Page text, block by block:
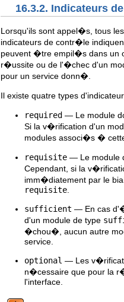
16.3.2. Indicateurs
Lorsqu'ils sont appel�s, tous
indicateurs de contr�le
peuvent �tre empil�s dans un
r�ussite ou de l'�chec d'un
pour un service donn�.
Il existe quatre types
required — Le module
Si la v�rification d'un
modules associ�s �
requisite — Le module
Cependant, si la
imm�diatement par le
requisite
sufficient — En cas
d'un module de type
�chou�, aucun autre
service.
optional — Les
n�cessaire que pour la
l'interface.